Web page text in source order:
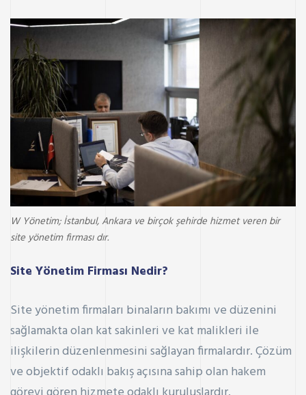
W Yönetim; İstanbul, Ankara ve birçok şehirde hizmet veren bir
site yönetim firması dır.
Site Yönetim Firması Nedir?
Site yönetim firmaları binaların bakımı ve düzenini
sağlamakta olan kat sakinleri ve kat malikleri ile
ilişkilerin düzenlenmesini sağlayan firmalardır. Çözüm
ve objektif odaklı bakış açısına sahip olan hakem